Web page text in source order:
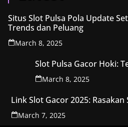
Situs Slot Pulsa Pola Update
Trends dan Peluang
March 8, 2025
Slot Pulsa Gacor Hoki:
March 8, 2025
Link Slot Gacor 2025:
March 7, 2025